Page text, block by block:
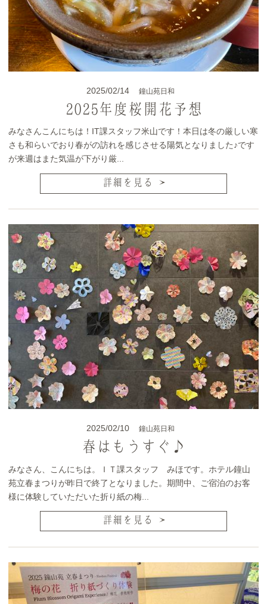
2025/02/14 鐘山苑日和
2025年度桜開花予想
みなさんこんにちは！IT課スタッフ米山です！本日は冬の厳しい寒
さも和らいでおり春がの訪れを感じさせる陽気となりました♪です
が来週はまた気温が下がり厳...
詳細を見る
2025/02/10 鐘山苑日和
春はもうすぐ♪
みなさん、こんにちは。ＩＴ課スタッフ みほです。ホテル鐘山
苑立春まつりが昨日で終了となりました。期間中、ご宿泊のお客
様に体験していただいた折り紙の梅...
詳細を見る